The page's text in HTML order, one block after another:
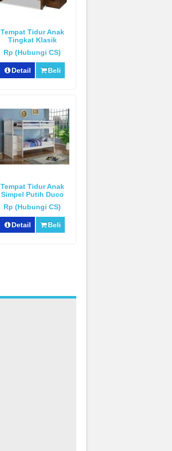
Tempat Tidur Anak
Tingkat Klasik
Rp (Hubungi CS)
Detail Beli
Tempat Tidur Anak
Simpel Putih Duco
Rp (Hubungi CS)
Detail Beli